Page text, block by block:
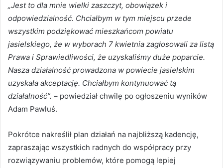
„Jest to dla mnie wielki zaszczyt, obowiązek i
odpowiedzialność. Chciałbym w tym miejscu przede
wszystkim podziękować mieszkańcom powiatu
jasielskiego, że w wyborach 7 kwietnia zagłosowali za listą
Prawa i Sprawiedliwości, że uzyskaliśmy duże poparcie.
Nasza działalność prowadzona w powiecie jasielskim
uzyskała akceptację. Chciałbym kontynuować tą
działalność”. – powiedział chwilę po ogłoszeniu wyników
Adam Pawluś.
Pokrótce nakreślił plan działań na najbliższą kadencję,
zapraszając wszystkich radnych do współpracy przy
rozwiązywaniu problemów, które pomogą lepiej